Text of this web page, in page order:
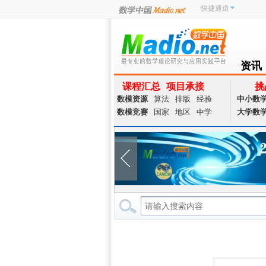
快捷通道
资讯
NEWS
课程汇总 项目承接
数模资源 算法 排版
经验
数模竞赛
国家 地区 中学
挑
中小数
大学数